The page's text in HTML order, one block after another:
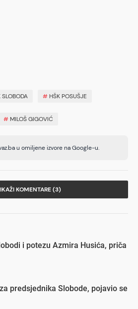
SLOBODA # HŠK POSUŠJE
# MILOŠ GIGOVIĆ
u omiljene izvore na Google-u.
KOMENTARE (3)
i potezu Azmira Husića, priča
predsjednika Slobode, pojavio se